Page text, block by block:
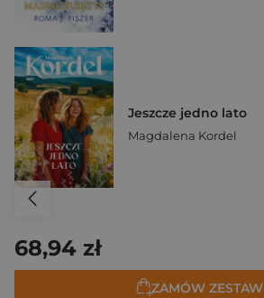
Jeszcze jedno lato
Magdalena Kordel
68,94 zł
ZAMÓW ZESTAW